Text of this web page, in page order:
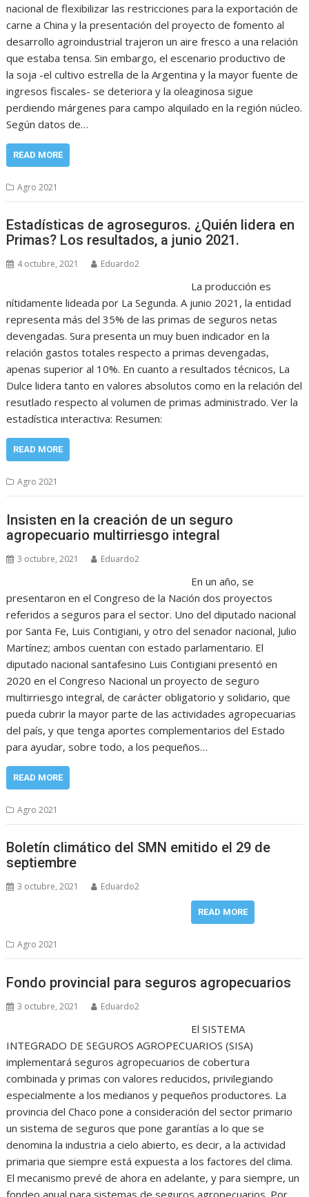
nacional de flexibilizar las restricciones para la exportación de
carne a China y la presentación del proyecto de fomento al
desarrollo agroindustrial trajeron un aire fresco a una relación
que estaba tensa. Sin embargo, el escenario productivo de
la soja -el cultivo estrella de la Argentina y la mayor fuente de
ingresos fiscales- se deteriora y la oleaginosa sigue
perdiendo márgenes para campo alquilado en la región núcleo.
Según datos de…
READ MORE
Agro 2021
Estadísticas de agroseguros. ¿Quién lidera en
Primas? Los resultados, a junio 2021.
4 octubre, 2021 Eduardo2
La producción es
nítidamente lideada por La Segunda. A junio 2021, la entidad
representa más del 35% de las primas de seguros netas
devengadas. Sura presenta un muy buen indicador en la
relación gastos totales respecto a primas devengadas,
apenas superior al 10%. En cuanto a resultados técnicos, La
Dulce lidera tanto en valores absolutos como en la relación del
resutlado respecto al volumen de primas administrado. Ver la
estadística interactiva: Resumen:
READ MORE
Agro 2021
Insisten en la creación de un seguro
agropecuario multirriesgo integral
3 octubre, 2021 Eduardo2
En un año, se
presentaron en el Congreso de la Nación dos proyectos
referidos a seguros para el sector. Uno del diputado nacional
por Santa Fe, Luis Contigiani, y otro del senador nacional, Julio
Martínez; ambos cuentan con estado parlamentario. El
diputado nacional santafesino Luis Contigiani presentó en
2020 en el Congreso Nacional un proyecto de seguro
multirriesgo integral, de carácter obligatorio y solidario, que
pueda cubrir la mayor parte de las actividades agropecuarias
del país, y que tenga aportes complementarios del Estado
para ayudar, sobre todo, a los pequeños…
READ MORE
Agro 2021
Boletín climático del SMN emitido el 29 de
septiembre
3 octubre, 2021 Eduardo2
READ MORE
Agro 2021
Fondo provincial para seguros agropecuarios
3 octubre, 2021 Eduardo2
El SISTEMA
INTEGRADO DE SEGUROS AGROPECUARIOS (SISA)
implementará seguros agropecuarios de cobertura
combinada y primas con valores reducidos, privilegiando
especialmente a los medianos y pequeños productores. La
provincia del Chaco pone a consideración del sector primario
un sistema de seguros que pone garantías a lo que se
denomina la industria a cielo abierto, es decir, a la actividad
primaria que siempre está expuesta a los factores del clima.
El mecanismo prevé de ahora en adelante, y para siempre, un
fondeo anual para sistemas de seguros agropecuarios. Por